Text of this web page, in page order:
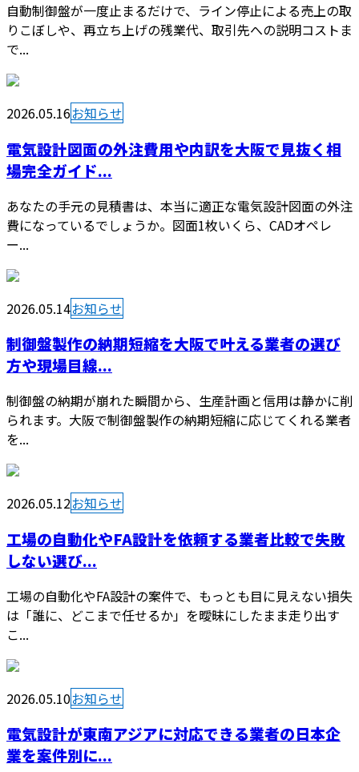
自動制御盤が一度止まるだけで、ライン停止による売上の取
りこぼしや、再立ち上げの残業代、取引先への説明コストま
で...
2026.05.16お知らせ
電気設計図面の外注費用や内訳を大阪で見抜く相
場完全ガイド...
あなたの手元の見積書は、本当に適正な電気設計図面の外注
費になっているでしょうか。図面1枚いくら、CADオペレ
ー...
2026.05.14お知らせ
制御盤製作の納期短縮を大阪で叶える業者の選び
方や現場目線...
制御盤の納期が崩れた瞬間から、生産計画と信用は静かに削
られます。大阪で制御盤製作の納期短縮に応じてくれる業者
を...
2026.05.12お知らせ
工場の自動化やFA設計を依頼する業者比較で失敗
しない選び...
工場の自動化やFA設計の案件で、もっとも目に見えない損失
は「誰に、どこまで任せるか」を曖昧にしたまま走り出す
こ...
2026.05.10お知らせ
電気設計が東南アジアに対応できる業者の日本企
業を案件別に...